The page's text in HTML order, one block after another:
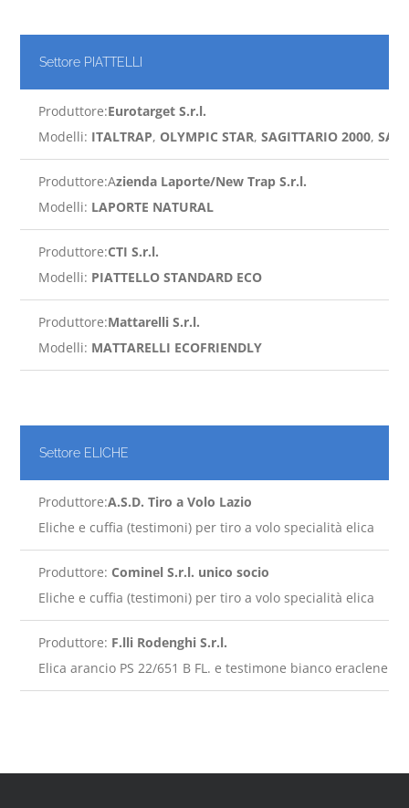
Settore PIATTELLI
Produttore:Eurotarget S.r.l.
Modelli: ITALTRAP, OLYMPIC STAR,SAGITTARIO 2000,
Produttore:Azienda Laporte/New Trap S.r.l.
Modelli: LAPORTE NATURAL
Produttore:CTI S.r.l.
Modelli: PIATTELLO STANDARD ECO
Produttore:Mattarelli S.r.l.
Modelli: MATTARELLI ECOFRIENDLY
Settore ELICHE
Produttore:A.S.D. Tiro a Volo Lazio
Eliche e cuffia (testimoni) per tiro a volo specialità elica
Produttore: Cominel S.r.l. unico socio
Eliche e cuffia (testimoni) per tiro a volo specialità elica
Produttore: F.lli Rodenghi S.r.l.
Elica arancio PS 22/651 B FL. e testimone bianco eraclene